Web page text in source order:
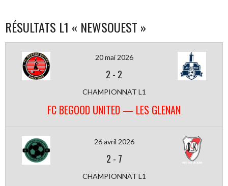
RÉSULTATS L1 « NEWSOUEST »
20 mai 2026
2 - 2
CHAMPIONNAT L1
FC BEGOOD UNITED — LES GLENAN
26 avril 2026
2 - 7
CHAMPIONNAT L1